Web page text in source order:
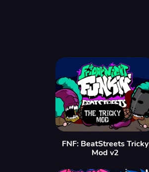
FNF: BeatStreets Tricky
Mod v2